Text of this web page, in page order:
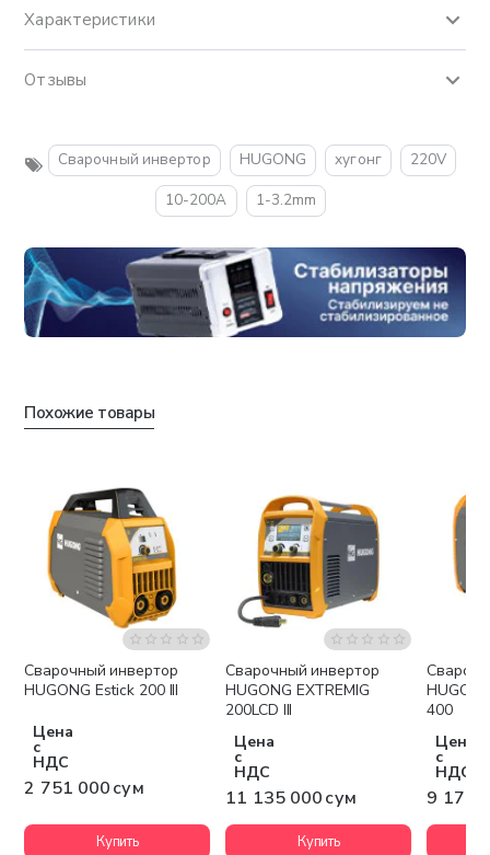
Характеристики
Отзывы
Сварочный инвертор HUGONG хугонг
220V
10-200A
1-3.2mm
Похожие товары
Бесплатная доставка
Сварочный инвертор
HUGONG Estick 200 III
Цена
с
НДС
2 751 000 сум
Купить
Бесплатная доставка
Сварочный инвертор
HUGONG EXTREMIG
200LCD III
Цена
с
НДС
11 135 000 сум
Купить
400
Цена
с
НДС
9 170